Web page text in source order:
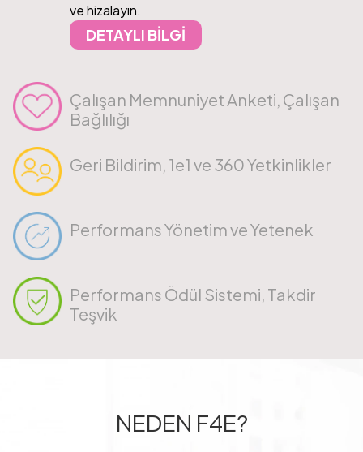
ve hizalayın.
DETAYLI BİLGİ
Çalışan Memnuniyet Anketi, Çalışan
Bağlılığı
Geri Bildirim, 1e1 ve 360 Yetkinlikler
Performans Yönetim ve Yetenek
Performans Ödül Sistemi, Takdir
Teşvik
NEDEN F4E?